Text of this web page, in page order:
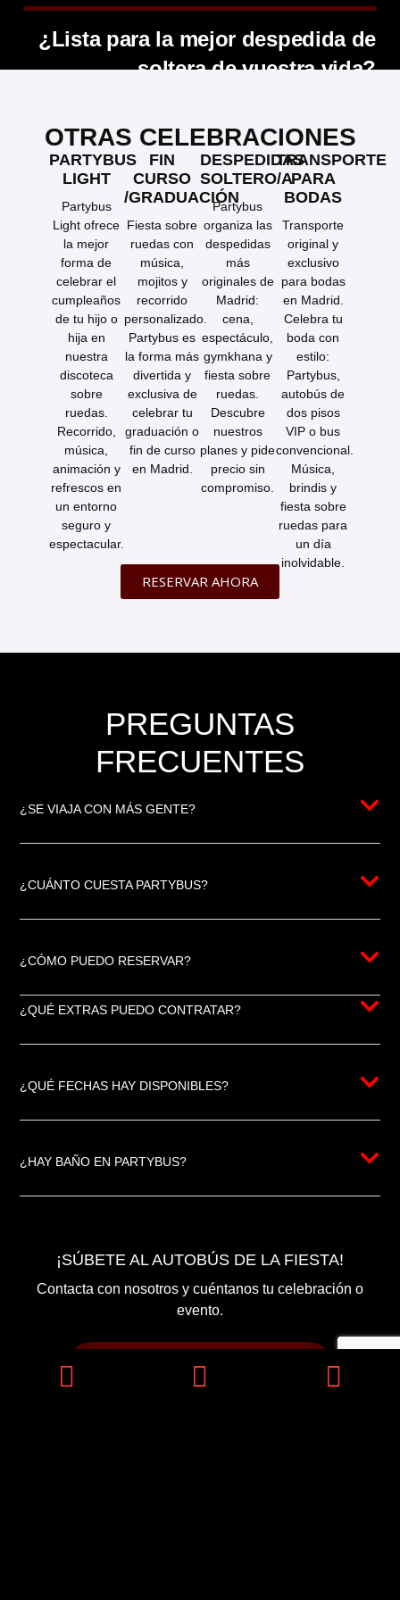
¿Lista para la mejor despedida de
soltera de vuestra vida?
OTRAS CELEBRACIONES
PARTYBUS
LIGHT
Partybus
Light ofrece
la mejor
forma de
celebrar el
cumpleaños
de tu hijo o
hija en
nuestra
discoteca
sobre
ruedas.
Recorrido,
música,
animación y
refrescos en
un entorno
seguro y
espectacular.
FIN
CURSO
/GRADUACIÓN
Fiesta sobre
ruedas con
música,
mojitos y
recorrido
personalizado.
Partybus es
la forma más
divertida y
exclusiva de
celebrar tu
graduación o
fin de curso
en Madrid.
DESPEDIDAS
SOLTERO/A
Partybus
organiza las
despedidas
más
originales de
Madrid:
cena,
espectáculo,
gymkhana y
fiesta sobre
ruedas.
Descubre
nuestros
planes y pide
precio sin
compromiso.
TRANSPORTE
PARA
BODAS
Transporte
original y
exclusivo
para bodas
en Madrid.
Celebra tu
boda con
estilo:
Partybus,
autobús de
dos pisos
VIP o bus
convencional.
Música,
brindis y
fiesta sobre
ruedas para
un día
inolvidable.
RESERVAR AHORA
PREGUNTAS
FRECUENTES
¿SE VIAJA CON MÁS GENTE?
¿CUÁNTO CUESTA PARTYBUS?
¿CÓMO PUEDO RESERVAR?
¿QUÉ EXTRAS PUEDO CONTRATAR?
¿QUÉ FECHAS HAY DISPONIBLES?
¿HAY BAÑO EN PARTYBUS?
¡SÚBETE AL AUTOBÚS DE LA FIESTA!
Contacta con nosotros y cuéntanos tu celebración o
evento.
CONTÁCTANOS POR WHATSAPP